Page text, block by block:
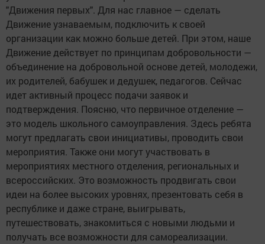
"Движения первых". Для нас главное — сделать
Движение узнаваемым, подключить к своей
организации как можно больше детей. При этом, наше
Движение действует по принципам добровольности —
объединение на добровольной основе детей, молодежи,
их родителей, бабушек и дедушек, педагогов. Сейчас
идет активный процесс подачи заявок и
подтверждения. Поясню, что первичное отделение —
это модель школьного самоуправления. Здесь ребята
могут предлагать свои инициативы, проводить свои
мероприятия. Также они могут участвовать в
мероприятиях местного отделения, региональных и
всероссийских. Это возможность продвигать свои
идеи на более высоких уровнях, презентовать себя в
республике и даже стране, выигрывать,
путешествовать, знакомиться с новыми людьми и
получать все возможности для самореализации.